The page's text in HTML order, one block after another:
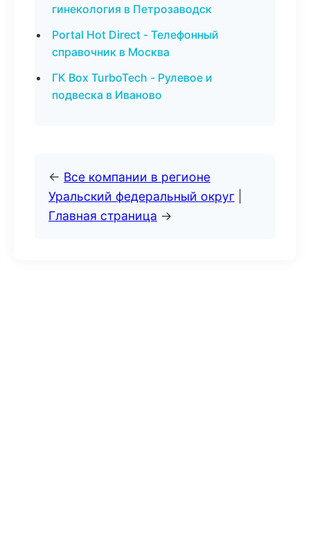
гинекология в Петрозаводск
Portal Hot Direct - Телефонный
справочник в Москва
ГК Box TurboTech - Рулевое и
подвеска в Иваново
← Все компании в регионе
Уральский федеральный округ
Главная страница →